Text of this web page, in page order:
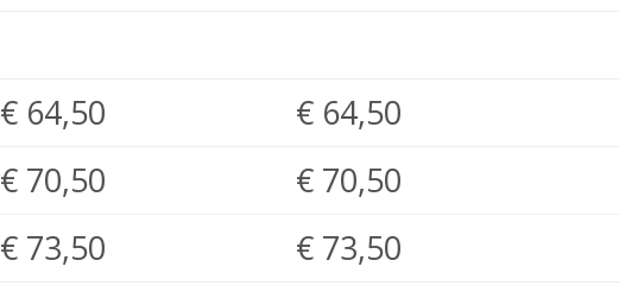
€ 64,50 € 64,50
€ 70,50 € 70,50
€ 73,50 € 73,50